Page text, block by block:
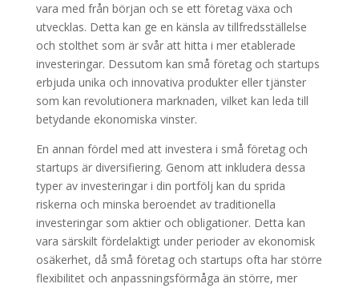
vara med från början och se ett företag växa och
utvecklas. Detta kan ge en känsla av tillfredsställelse
och stolthet som är svår att hitta i mer etablerade
investeringar. Dessutom kan små företag och startups
erbjuda unika och innovativa produkter eller tjänster
som kan revolutionera marknaden, vilket kan leda till
betydande ekonomiska vinster.
En annan fördel med att investera i små företag och
startups är diversifiering. Genom att inkludera dessa
typer av investeringar i din portfölj kan du sprida
riskerna och minska beroendet av traditionella
investeringar som aktier och obligationer. Detta kan
vara särskilt fördelaktigt under perioder av ekonomisk
osäkerhet, då små företag och startups ofta har större
flexibilitet och anpassningsförmåga än större, mer